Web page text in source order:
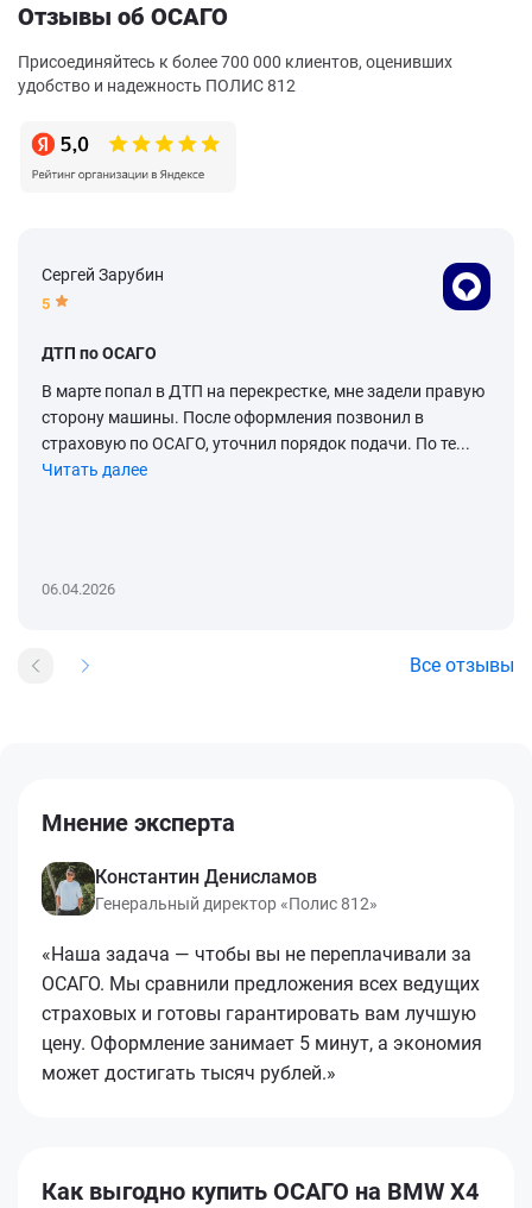
Отзывы об ОСАГО
Присоединяйтесь к более 700 000 клиентов, оценивших
удобство и надежность ПОЛИС 812
Сергей Зарубин
5
ДТП по ОСАГО
В марте попал в ДТП на перекрестке, мне задели правую
сторону машины. После оформления позвонил в
страховую по ОСАГО, уточнил порядок подачи. По те...
Читать далее
06.04.2026
Все отзывы
Мнение эксперта
Константин Денисламов
Генеральный директор «Полис 812»
«Наша задача — чтобы вы не переплачивали за
ОСАГО. Мы сравнили предложения всех ведущих
страховых и готовы гарантировать вам лучшую
цену. Оформление занимает 5 минут, а экономия
может достигать тысяч рублей.»
Как выгодно купить ОСАГО на BMW X4